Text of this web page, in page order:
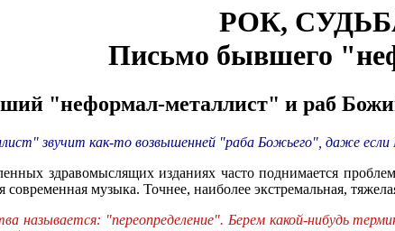
РОК,
Письмо бывшего
"неформал-металлист" и раб
звучит как-то возвышенней "раба Божьего", даже
здравомыслящих изданиях часто поднимается
современная музыка. Точнее, наиболее экстремальная,
называется: "переопределение". Берем какой-нибудь